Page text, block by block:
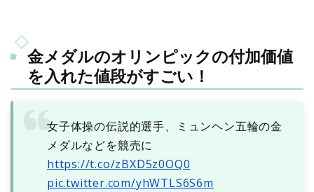
金メダルのオリンピックの付加価値
を入れた値段がすごい！
女子体操の伝説的選手、ミュンヘン五輪の金
メダルなどを競売に
https://t.co/zBXD5z0OQ0
pic.twitter.com/yhWTLS6S6m